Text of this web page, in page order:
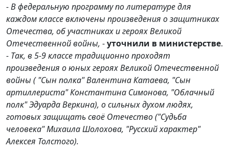
- В федеральную программу по литературе для
каждом классе включены произведения о защитниках
Отечества, об участниках и героях Великой
Отечественной войны, -уточнили в министерстве.
- Так, в 5-9 классе традиционно проходят
произведения о юных героях Великой Отечественной
войны ( "Сын полка" Валентина Катаева, "Сын
артиллериста" Константина Симонова, "Облачный
полк" Эдуарда Веркина), о сильных духом людях,
готовых защищать своё Отечество ("Судьба
человека" Михаила Шолохова, "Русский характер"
Алексея Толстого).